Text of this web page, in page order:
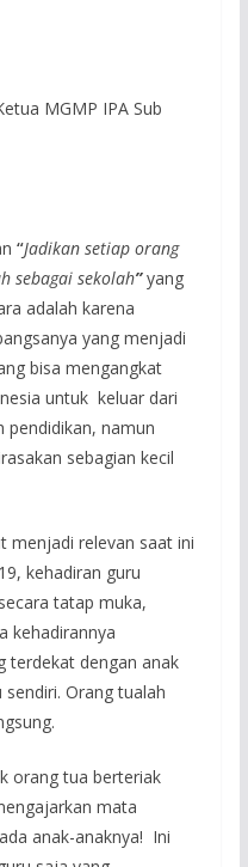
MGMP IPA Sub
“Jadikan setiap orang
sebagai sekolah”yang
adalah karena
yang menjadi
bisa mengangkat
untuk keluar dari
pendidikan, namun
sebagian kecil
menjadi relevan saat ini
kehadiran guru
tatap muka,
kehadirannya
terdekat dengan anak
Orang tualah
orang tua berteriak
mata
anak-anaknya! Ini